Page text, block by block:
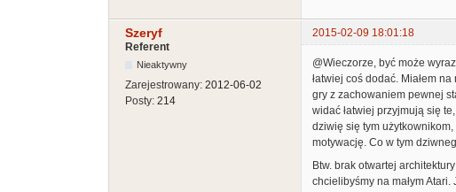
Szeryf
2015-02-09 18:01:18
Referent
Nieaktywny
Zarejestrowany: 2012-06-02
Posty: 214
@Wieczorze, być może
łatwiej coś dodać. Miałem
gry z zachowaniem pewnej
widać łatwiej przyjmują się
dziwię się tym
motywację. Co w tym
Btw. brak otwartej
chcielibyśmy na małym Atari.